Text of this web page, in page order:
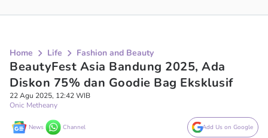
Home Life Fashion and Beauty
BeautyFest Asia Bandung 2025, Ada
Diskon 75% dan Goodie Bag Eksklusif
22 Agu 2025, 12:42 WIB
Onic Metheany
News Channel Add Us on Google